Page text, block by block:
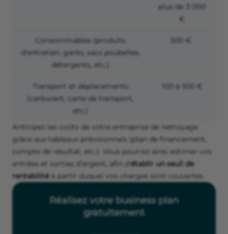
plus de 3 000
€
Consommables (produits
d’entretien, gants, sacs poubelles,
détergents, etc.)
500 €
Transport et déplacements
(carburant, carte de transport,
etc.)
100 à 500 €
Anticipez les coûts de votre entreprise de nettoyage
grâce aux tableaux prévisionnels (plan de financement,
compte de résultat, etc.). Vous pourrez ainsi estimer vos
entrées et sorties d’argent, afin d’ établir un seuil de
rentabilité à partir duquel vos charges sont couvertes.
Réalisez votre business plan
gratuitement